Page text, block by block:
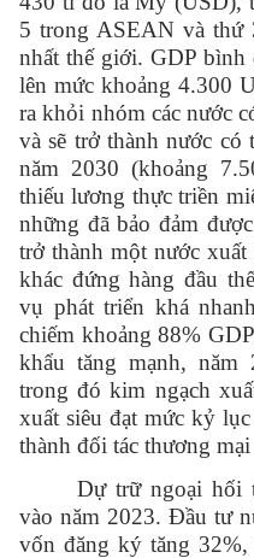
5 trong ASEAN và thứ
nhất thế giới. GDP bình
lên mức khoảng 4.300
ra khỏi nhóm các nước
và sẽ trở thành nước có
năm 2030 (khoảng
thiếu lương thực triền
những đã bảo đảm
trở thành một nước xuất
khác đứng hàng đầu
vụ phát triển khá
chiếm khoảng 88%
khẩu tăng mạnh,
trong đó kim ngạch
xuất siêu đạt mức kỷ
thành đối tác thương
Dự trữ ngoại hối
vào năm 2023. Đầu tư
vốn đăng ký tăng